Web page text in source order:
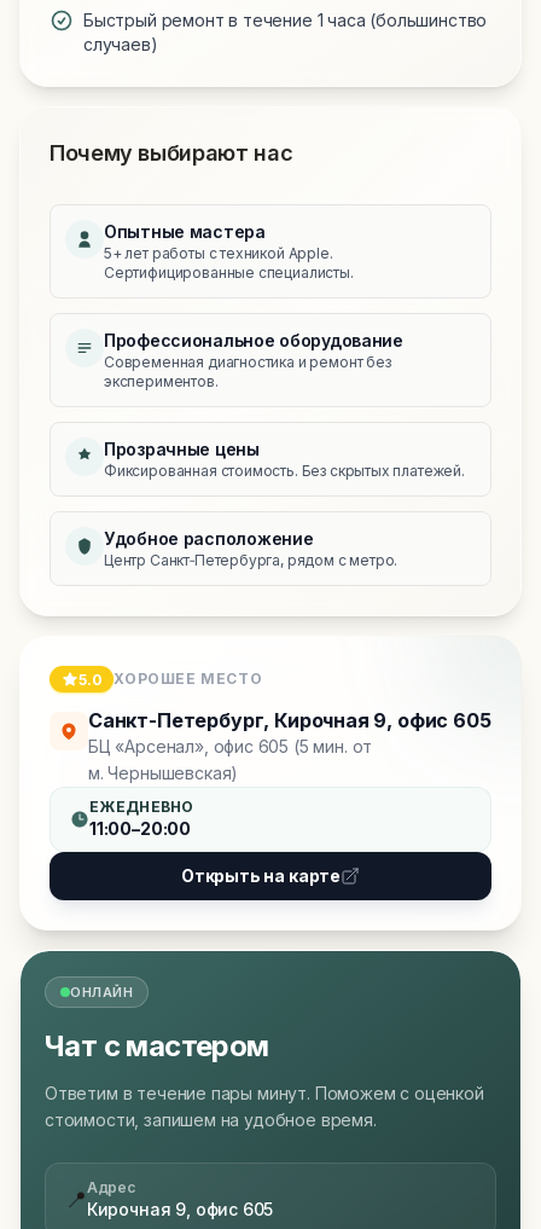
Быстрый ремонт в течение 1 часа (большинство
случаев)
Почему выбирают нас
Опытные мастера
5+ лет работы с техникой Apple.
Сертифицированные специалисты.
Профессиональное оборудование
Современная диагностика и ремонт без
экспериментов.
Прозрачные цены
Фиксированная стоимость. Без скрытых платежей.
Удобное расположение
Центр Санкт‑Петербурга, рядом с метро.
5.0 ХОРОШЕЕ МЕСТО
Санкт-Петербург, Кирочная 9, офис 605
БЦ «Арсенал», офис 605 (5 мин. от
м. Чернышевская)
ЕЖЕДНЕВНО
11:00–20:00
Открыть на карте
ОНЛАЙН
Чат с мастером
Ответим в течение пары минут. Поможем с оценкой
стоимости, запишем на удобное время.
📍Адрес
Кирочная 9, офис 605